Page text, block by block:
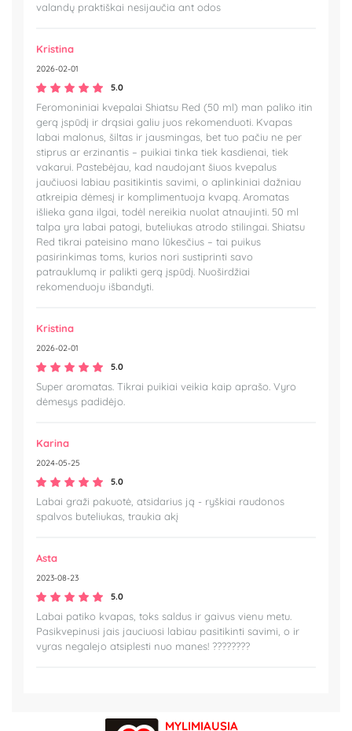
valandų praktiškai nesijaučia ant odos
Kristina
2026-02-01
5.0
Feromoniniai kvepalai Shiatsu Red (50 ml) man paliko itin
gerą įspūdį ir drąsiai galiu juos rekomenduoti. Kvapas
labai malonus, šiltas ir jausmingas, bet tuo pačiu ne per
stiprus ar erzinantis – puikiai tinka tiek kasdienai, tiek
vakarui. Pastebėjau, kad naudojant šiuos kvepalus
jaučiuosi labiau pasitikintis savimi, o aplinkiniai dažniau
atkreipia dėmesį ir komplimentuoja kvapą. Aromatas
išlieka gana ilgai, todėl nereikia nuolat atnaujinti. 50 ml
talpa yra labai patogi, buteliukas atrodo stilingai. Shiatsu
Red tikrai pateisino mano lūkesčius – tai puikus
pasirinkimas toms, kurios nori sustiprinti savo
patrauklumą ir palikti gerą įspūdį. Nuoširdžiai
rekomenduoju išbandyti.
Kristina
2026-02-01
5.0
Super aromatas. Tikrai puikiai veikia kaip aprašo. Vyro
dėmesys padidėjo.
Karina
2024-05-25
5.0
Labai graži pakuotė, atsidarius ją - ryškiai raudonos
spalvos buteliukas, traukia akį
Asta
2023-08-23
5.0
Labai patiko kvapas, toks saldus ir gaivus vienu metu.
Pasikvepinusi jais jauciuosi labiau pasitikinti savimi, o ir
vyras negalejo atsiplesti nuo manes! ????????
MYLIMIAUSIA